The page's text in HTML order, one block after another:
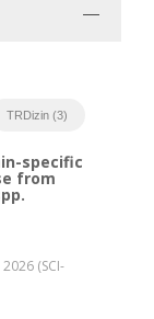
TRDizin (3)
specific
from
(SCI-